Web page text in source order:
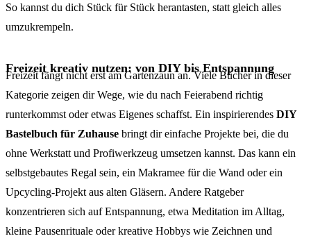
So kannst du dich Stück für Stück herantasten, statt gleich alles
umzukrempeln.
Freizeit kreativ nutzen: von DIY bis Entspannung
Freizeit fängt nicht erst am Gartenzaun an. Viele Bücher in dieser
Kategorie zeigen dir Wege, wie du nach Feierabend richtig
runterkommst oder etwas Eigenes schaffst. Ein inspirierendes DIY
Bastelbuch für Zuhause bringt dir einfache Projekte bei, die du
ohne Werkstatt und Profiwerkzeug umsetzen kannst. Das kann ein
selbstgebautes Regal sein, ein Makramee für die Wand oder ein
Upcycling-Projekt aus alten Gläsern. Andere Ratgeber
konzentrieren sich auf Entspannung, etwa Meditation im Alltag,
kleine Pausenrituale oder kreative Hobbys wie Zeichnen und